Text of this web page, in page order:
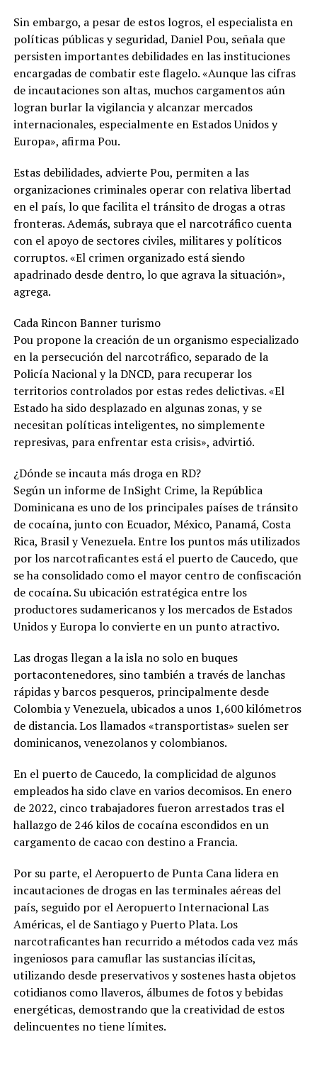
Sin embargo, a pesar de estos logros, el especialista en
políticas públicas y seguridad, Daniel Pou, señala que
persisten importantes debilidades en las instituciones
encargadas de combatir este flagelo. «Aunque las cifras
de incautaciones son altas, muchos cargamentos aún
logran burlar la vigilancia y alcanzar mercados
internacionales, especialmente en Estados Unidos y
Europa», afirma Pou.
Estas debilidades, advierte Pou, permiten a las
organizaciones criminales operar con relativa libertad
en el país, lo que facilita el tránsito de drogas a otras
fronteras. Además, subraya que el narcotráfico cuenta
con el apoyo de sectores civiles, militares y políticos
corruptos. «El crimen organizado está siendo
apadrinado desde dentro, lo que agrava la situación»,
agrega.
Cada Rincon Banner turismo
Pou propone la creación de un organismo especializado
en la persecución del narcotráfico, separado de la
Policía Nacional y la DNCD, para recuperar los
territorios controlados por estas redes delictivas. «El
Estado ha sido desplazado en algunas zonas, y se
necesitan políticas inteligentes, no simplemente
represivas, para enfrentar esta crisis», advirtió.
¿Dónde se incauta más droga en RD?
Según un informe de InSight Crime, la República
Dominicana es uno de los principales países de tránsito
de cocaína, junto con Ecuador, México, Panamá, Costa
Rica, Brasil y Venezuela. Entre los puntos más utilizados
por los narcotraficantes está el puerto de Caucedo, que
se ha consolidado como el mayor centro de confiscación
de cocaína. Su ubicación estratégica entre los
productores sudamericanos y los mercados de Estados
Unidos y Europa lo convierte en un punto atractivo.
Las drogas llegan a la isla no solo en buques
portacontenedores, sino también a través de lanchas
rápidas y barcos pesqueros, principalmente desde
Colombia y Venezuela, ubicados a unos 1,600 kilómetros
de distancia. Los llamados «transportistas» suelen ser
dominicanos, venezolanos y colombianos.
En el puerto de Caucedo, la complicidad de algunos
empleados ha sido clave en varios decomisos. En enero
de 2022, cinco trabajadores fueron arrestados tras el
hallazgo de 246 kilos de cocaína escondidos en un
cargamento de cacao con destino a Francia.
Por su parte, el Aeropuerto de Punta Cana lidera en
incautaciones de drogas en las terminales aéreas del
país, seguido por el Aeropuerto Internacional Las
Américas, el de Santiago y Puerto Plata. Los
narcotraficantes han recurrido a métodos cada vez más
ingeniosos para camuflar las sustancias ilícitas,
utilizando desde preservativos y sostenes hasta objetos
cotidianos como llaveros, álbumes de fotos y bebidas
energéticas, demostrando que la creatividad de estos
delincuentes no tiene límites.